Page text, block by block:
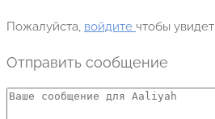
Пожалуйста, войдите чтобы
Отправить сообщение